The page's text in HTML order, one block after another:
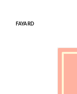
FAYARD